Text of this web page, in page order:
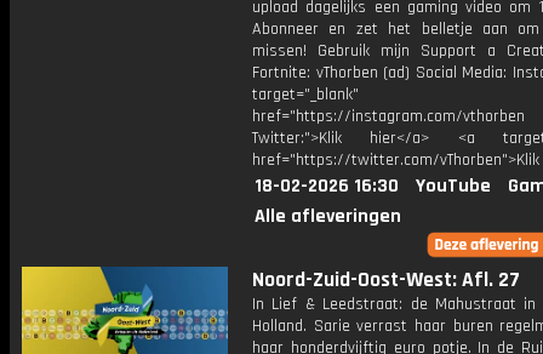
upload dagelijks een gaming video om
Abonneer en zet het belletje aan
missen! Gebruik mijn Support a
Fortnite: vThorben (ad) Social Media:
target="_blank"
href="https://instagram.com/vthorben
Twitter:">Klik hier</a> <a
href="https://twitter.com/
18-02-2026 16:30 YouTube
Alle afleveringen
Noord-Zuid-Oost-West: Afl. 27
In Lief & Leedstraat: de Mahustraat in
Holland. Sarie verrast haar buren
haar honderdvijftig euro potje. In de